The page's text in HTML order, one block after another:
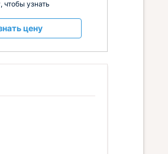
чтобы узнать
цену